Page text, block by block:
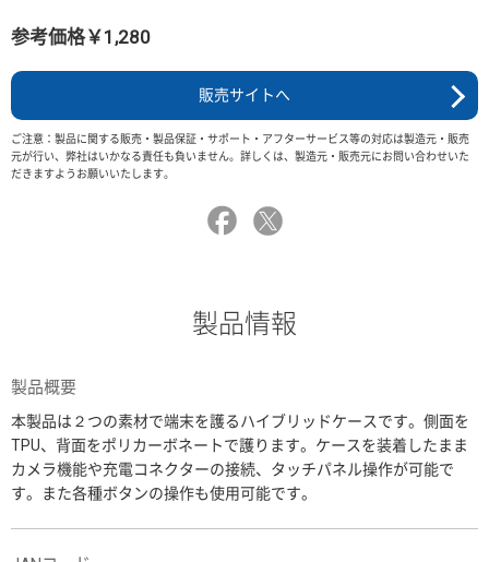
参考価格￥1,280
販売サイトへ
ご注意：製品に関する販売・製品保証・サポート・アフターサービス等の対応は製造元・販売
元が行い、弊社はいかなる責任も負いません。詳しくは、製造元・販売元にお問い合わせいた
だきますようお願いいたします。
製品情報
製品概要
本製品は２つの素材で端末を護るハイブリッドケースです。側面を
TPU、背面をポリカーボネートで護ります。ケースを装着したまま
カメラ機能や充電コネクターの接続、タッチパネル操作が可能で
す。また各種ボタンの操作も使用可能です。